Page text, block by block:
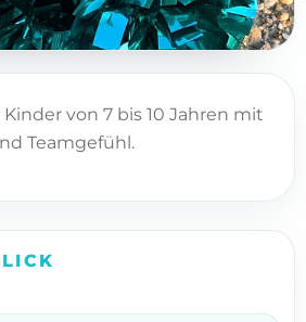
von 7 bis 10 Jahren mit
Teamgefühl.